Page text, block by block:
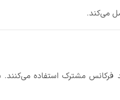
می‌کند.
مشترک استفاده می‌کنند.